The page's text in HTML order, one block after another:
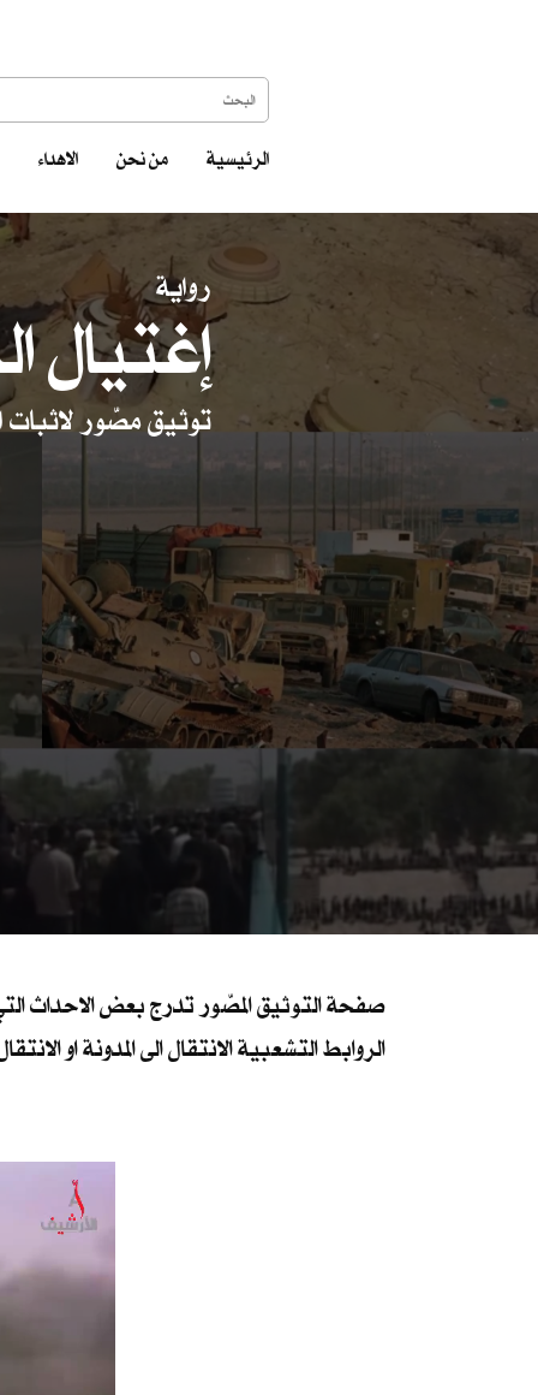
الرئيسية من نحن الاهداء
رواية
إغتيال
توثيق مصّور لاثبات
صفحة التوثيق المصّور تدرج بعض الاحداث
الروابط التشعبية الانتقال الى المدونة او